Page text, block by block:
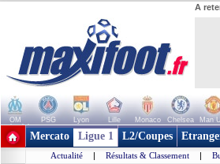
A
OM PSG Lyon Lille Monaco Chelsea Man
+ de clubs
Mercato Ligue 1 L2/Coupes
Actualité | Résultats & Classement |